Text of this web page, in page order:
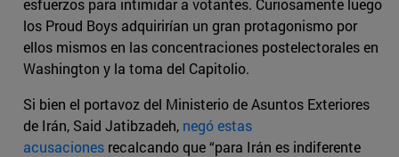
esfuerzos para intimidar a votantes. Curiosamente luego
los Proud Boys adquirirían un gran protagonismo por
ellos mismos en las concentraciones postelectorales en
Washington y la toma del Capitolio.
Si bien el portavoz del Ministerio de Asuntos Exteriores
de Irán, Said Jatibzadeh, negó estas
acusaciones recalcando que “para Irán es indiferente